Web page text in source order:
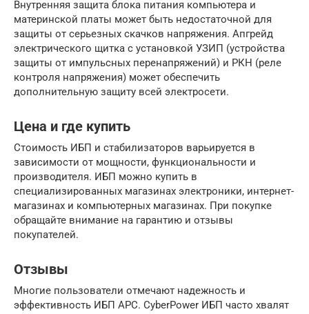
Внутренняя защита блока питания компьютера и
материнской платы может быть недостаточной для
защиты от серьезных скачков напряжения. Апгрейд
электрического щитка с установкой УЗИП (устройства
защиты от импульсных перенапряжений) и РКН (реле
контроля напряжения) может обеспечить
дополнительную защиту всей электросети.
Цена и где купить
Стоимость ИБП и стабилизаторов варьируется в
зависимости от мощности, функциональности и
производителя. ИБП можно купить в
специализированных магазинах электроники, интернет-
магазинах и компьютерных магазинах. При покупке
обращайте внимание на гарантию и отзывы
покупателей.
Отзывы
Многие пользователи отмечают надежность и
эффективность ИБП APC. CyberPower ИБП часто хвалят